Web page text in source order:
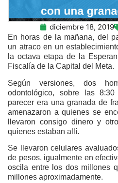
diciembre 18, 2019
En horas de la mañana, del
un atraco en un
la octava etapa de la
Fiscalía de la Capital del Meta.
Según versiones, dos
odontológico, sobre las
parecer era una granada de
amenazaron a quienes se
llevaron consigo dinero y
quienes estaban allí.
Se llevaron celulares
de pesos, igualmente en
oscila entre los dos millones
millones aproximadamente.